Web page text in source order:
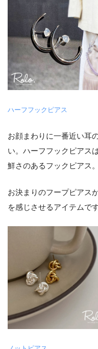
ハーフフックピアス
お顔まわりに一番近い耳
い。ハーフフックピアス
鮮さのあるフックピアス。
お決まりのフープピアス
を感じさせるアイテムです